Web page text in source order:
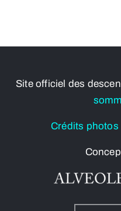
Site officiel des
Crédits